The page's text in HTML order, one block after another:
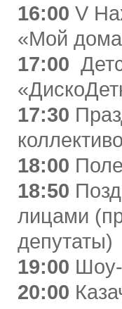
16:00 V
«Мой
17:00
17:30
18:00
18:50
лицами
депутаты)
19:00
20:00